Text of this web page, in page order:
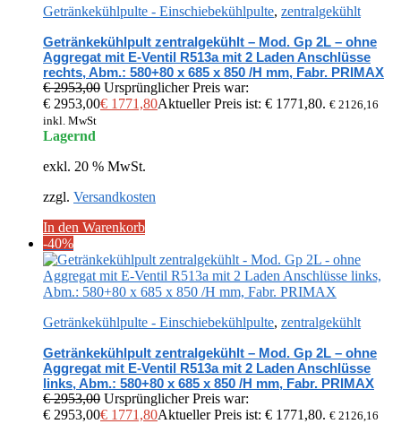
Getränkekühlpulte - Einschiebekühlpulte, zentralgekühlt
Getränkekühlpult zentralgekühlt – Mod. Gp 2L – ohne
Aggregat mit E-Ventil R513a mit 2 Laden Anschlüsse
rechts, Abm.: 580+80 x 685 x 850 /H mm, Fabr. PRIMAX
€2953,00 Ursprünglicher Preis war:
€ 2953,00€ 1771,80Aktueller Preis ist: € 1771,80. € 2126,16
inkl. MwSt
Lagernd
exkl. 20 % MwSt.
zzgl. Versandkosten
In den Warenkorb
-40%
Getränkekühlpulte - Einschiebekühlpulte, zentralgekühlt
Getränkekühlpult zentralgekühlt – Mod. Gp 2L – ohne
Aggregat mit E-Ventil R513a mit 2 Laden Anschlüsse
links, Abm.: 580+80 x 685 x 850 /H mm, Fabr. PRIMAX
€2953,00 Ursprünglicher Preis war:
€ 2953,00€ 1771,80Aktueller Preis ist: € 1771,80. € 2126,16